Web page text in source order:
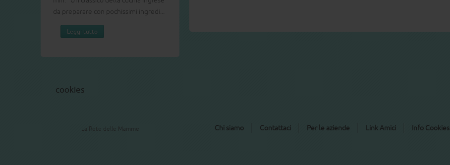
Leggi tutto
cookies
La Rete delle Mamme Chi siamo Contattaci Per le aziende Link Amici Info Cookies